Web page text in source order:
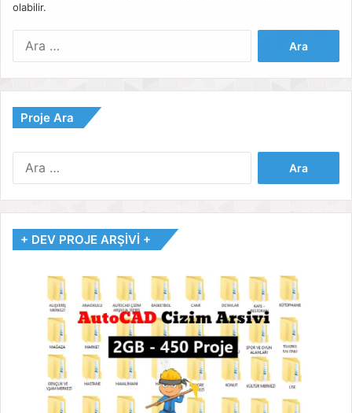
olabilir.
Proje Ara
+ DEV PROJE ARŞİVİ +